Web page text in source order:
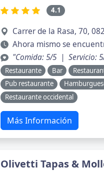
4.1
Carrer de la Rasa, 70,
Ahora mismo se
"Comida: 5/5 | Servicio:
Restaurante Bar
Pub restaurante
Restaurante occidental
Más Información
Olivetti Tapas &